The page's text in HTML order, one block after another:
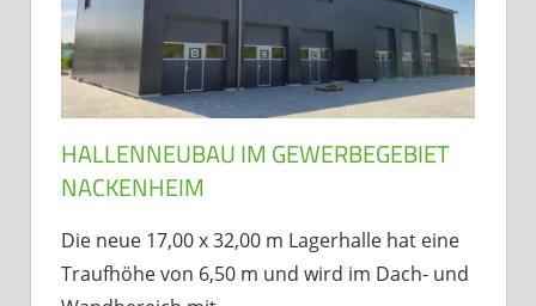
HALLENNEUBAU IM GEWERBEGEBIET
NACKENHEIM
Die neue 17,00 x 32,00 m Lagerhalle hat eine
Traufhöhe von 6,50 m und wird im Dach- und